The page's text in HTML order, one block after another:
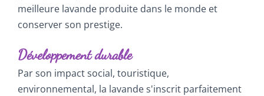
meilleure lavande produite dans le monde et
conserver son prestige.
Développement durable
Par son impact social, touristique,
environnemental, la lavande s'inscrit parfaitement